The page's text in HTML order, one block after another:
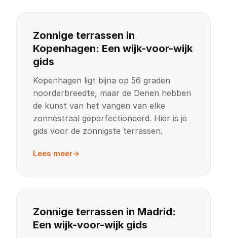
Zonnige terrassen in
Kopenhagen: Een wijk-voor-wijk
gids
Kopenhagen ligt bijna op 56 graden
noorderbreedte, maar de Denen hebben
de kunst van het vangen van elke
zonnestraal geperfectioneerd. Hier is je
gids voor de zonnigste terrassen.
Lees meer
Zonnige terrassen in Madrid:
Een wijk-voor-wijk gids